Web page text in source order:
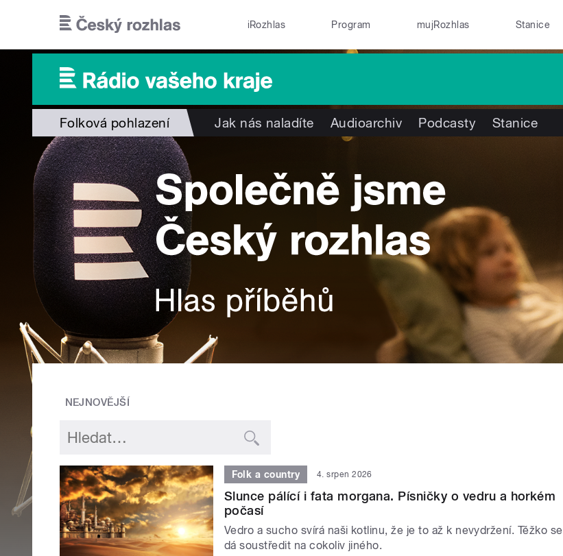
iRozhlas Program mujRozhlas Stanice
Folková pohlazení Jak nás naladíte Audioarchiv Podcasty Stanice
NEJNOVĚJŠÍ
Folk a country 4. srpen 2026
Slunce pálící i fata morgana. Písničky o vedru a horkém
počasí
Vedro a sucho svírá naši kotlinu, že je to až k nevydržení. Těžko se
dá soustředit na cokoliv jiného.